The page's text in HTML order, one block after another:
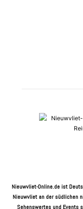
Nieuwvliet-Online.de ist
Nieuwvliet an der südlichen
Sehenswertes und Events